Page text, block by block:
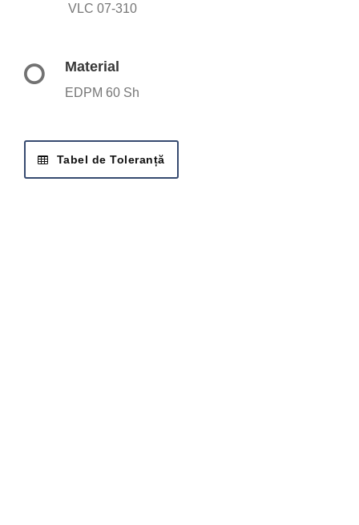
VLC 07-310
Material
EDPM 60 Sh
Tabel de Toleranță